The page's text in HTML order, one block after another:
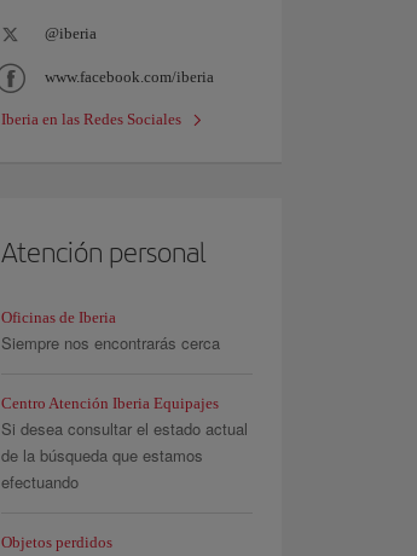
@iberia
www.facebook.com/iberia
Iberia en las Redes Sociales
Atención personal
Oficinas de Iberia
Siempre nos encontrarás cerca
Centro Atención Iberia Equipajes
Si desea consultar el estado actual
de la búsqueda que estamos
efectuando
Objetos perdidos